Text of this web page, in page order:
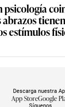
psicología
estímulos
Descarga nuestra
App StoreGoogle